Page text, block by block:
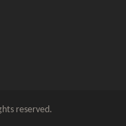
reserved.